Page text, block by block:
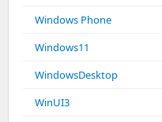
Windows Phone
Windows11
WindowsDesktop
WinUI3